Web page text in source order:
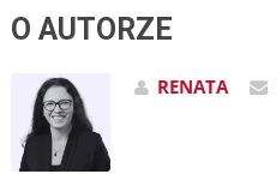
O AUTORZE
RENATA